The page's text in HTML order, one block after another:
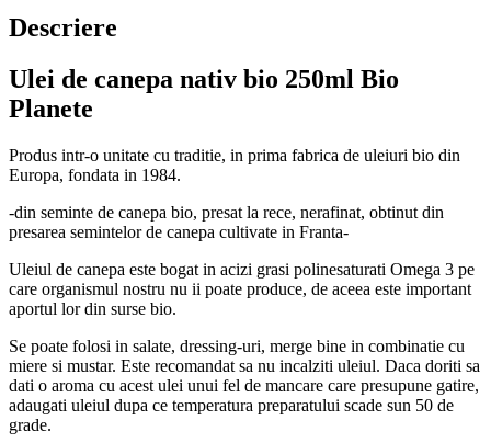
250ml
Planete
Descriere
Ulei de canepa nativ bio 250ml Bio
Planete
Produs intr-o unitate cu traditie, in prima fabrica de uleiuri bio din
Europa, fondata in 1984.
-din seminte de canepa bio, presat la rece, nerafinat, obtinut din
presarea semintelor de canepa cultivate in Franta-
Uleiul de canepa este bogat in acizi grasi polinesaturati Omega 3 pe
care organismul nostru nu ii poate produce, de aceea este important
aportul lor din surse bio.
Se poate folosi in salate, dressing-uri, merge bine in combinatie cu
miere si mustar. Este recomandat sa nu incalziti uleiul. Daca doriti sa
dati o aroma cu acest ulei unui fel de mancare care presupune gatire,
adaugati uleiul dupa ce temperatura preparatului scade sun 50 de
grade.